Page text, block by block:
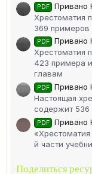
PDF
Привано
Хрестоматия
369 примеров
PDF
Привано
Хрестоматия
423 примера
главам
PDF
Привано
Настоящая
содержит 536
PDF
Привано
й части
Поделиться